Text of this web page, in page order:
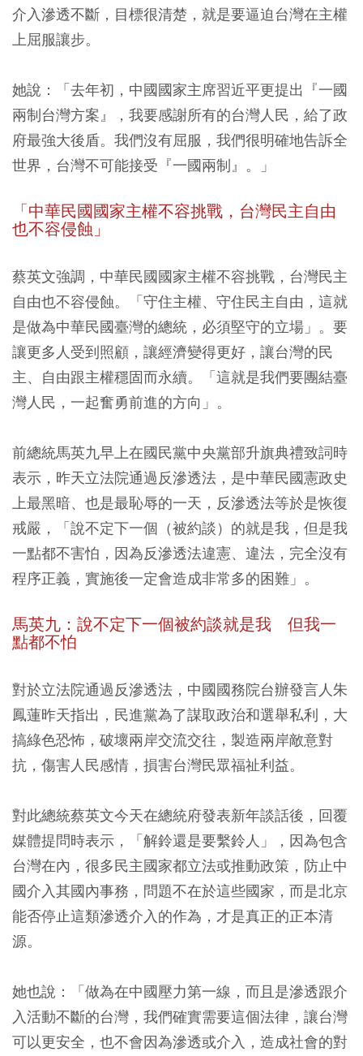
介入滲透不斷，目標很清楚，就是要逼迫台灣在主權
上屈服讓步。
她說：「去年初，中國國家主席習近平更提出『一國
兩制台灣方案』，我要感謝所有的台灣人民，給了政
府最強大後盾。我們沒有屈服，我們很明確地告訴全
世界，台灣不可能接受『一國兩制』。」
「中華民國國家主權不容挑戰，台灣民主自由
也不容侵蝕」
蔡英文強調，中華民國國家主權不容挑戰，台灣民主
自由也不容侵蝕。「守住主權、守住民主自由，這就
是做為中華民國臺灣的總統，必須堅守的立場」。要
讓更多人受到照顧，讓經濟變得更好，讓台灣的民
主、自由跟主權穩固而永續。「這就是我們要團結臺
灣人民，一起奮勇前進的方向」。
前總統馬英九早上在國民黨中央黨部升旗典禮致詞時
表示，昨天立法院通過反滲透法，是中華民國憲政史
上最黑暗、也是最恥辱的一天，反滲透法等於是恢復
戒嚴，「說不定下一個（被約談）的就是我，但是我
一點都不害怕，因為反滲透法違憲、違法，完全沒有
程序正義，實施後一定會造成非常多的困難」。
馬英九：說不定下一個被約談就是我 但我一
點都不怕
對於立法院通過反滲透法，中國國務院台辦發言人朱
鳳蓮昨天指出，民進黨為了謀取政治和選舉私利，大
搞綠色恐怖，破壞兩岸交流交往，製造兩岸敵意對
抗，傷害人民感情，損害台灣民眾福祉利益。
對此總統蔡英文今天在總統府發表新年談話後，回覆
媒體提問時表示，「解鈴還是要繫鈴人」，因為包含
台灣在內，很多民主國家都立法或推動政策，防止中
國介入其國內事務，問題不在於這些國家，而是北京
能否停止這類滲透介入的作為，才是真正的正本清
源。
她也說：「做為在中國壓力第一線，而且是滲透跟介
入活動不斷的台灣，我們確實需要這個法律，讓台灣
可以更安全，也不會因為滲透或介入，造成社會的對